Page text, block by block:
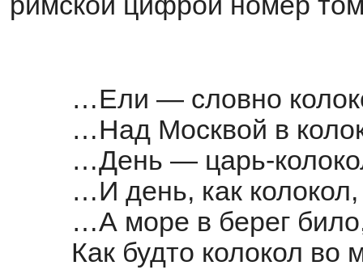
…Ели — словно
…Над Москвой в
…День — царь-
…И день, как
…А море в берег
Как будто колокол во